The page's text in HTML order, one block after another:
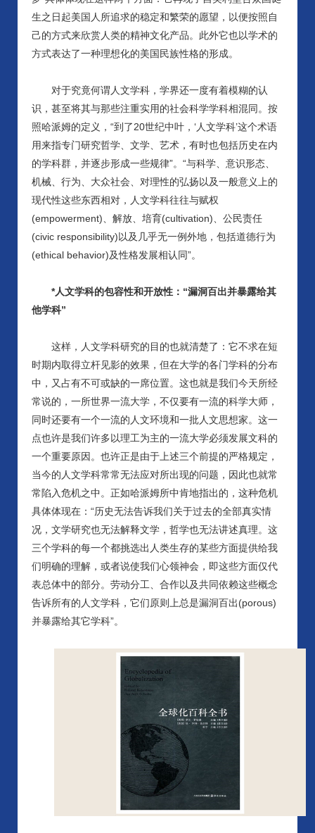
生之日起美国人所追求的稳定和繁荣的愿望，以便按照自
己的方式来欣赏人类的精神文化产品。此外它也以学术的
方式表达了一种理想化的美国民族性格的形成。
对于究竟何谓人文学科，学界还一度有着模糊的认
识，甚至将其与那些注重实用的社会科学学科相混同。按
照哈派姆的定义， “到了20世纪中叶，‘人文学科’这个术语
用来指专门研究哲学、文学、艺术，有时也包括历史在内
的学科群，并逐步形成一些规律”。“与科学、意识形态、
机械、行为、大众社会、对理性的弘扬以及一般意义上的
现代性这些东西相对，人文学科往往与赋权
(empowerment)、解放、培育(cultivation)、公民责任
(civic responsibility)以及几乎无一例外地，包括道德行为
(ethical behavior)及性格发展相认同”。
*人文学科的包容性和开放性：“漏洞百出并暴露给其
他学科”
这样，人文学科研究的目的也就清楚了：它不求在短
时期内取得立杆见影的效果，但在大学的各门学科的分布
中，又占有不可或缺的一席位置。这也就是我们今天所经
常说的，一所世界一流大学，不仅要有一流的科学大师，
同时还要有一个一流的人文环境和一批人文思想家。这一
点也许是我们许多以理工为主的一流大学必须发展文科的
一个重要原因。也许正是由于上述三个前提的严格规定，
当今的人文学科常常无法应对所出现的问题，因此也就常
常陷入危机之中。正如哈派姆所中肯地指出的，这种危机
具体体现在： “历史无法告诉我们关于过去的全部真实情
况，文学研究也无法解释文学，哲学也无法讲述真理。这
三个学科的每一个都挑选出人类生存的某些方面提供给我
们明确的理解，或者说使我们心领神会，即这些方面仅代
表总体中的部分。劳动分工、合作以及共同依赖这些概念
告诉所有的人文学科，它们原则上总是漏洞百出(porous)
并暴露给其它学科”。